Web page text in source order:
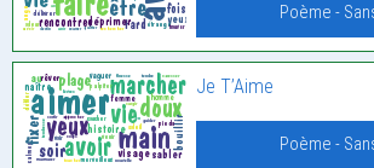
Poème -
Je T’Aime
Poème -